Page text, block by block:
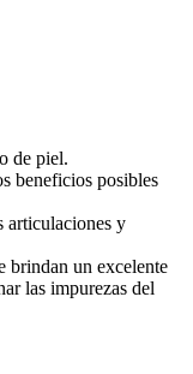
de piel.
beneficios posibles
articulaciones y
brindan un excelente
las impurezas del